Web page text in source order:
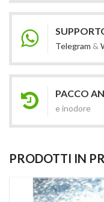
Telegram &
PACCO
e inodore
PRODOTTI IN